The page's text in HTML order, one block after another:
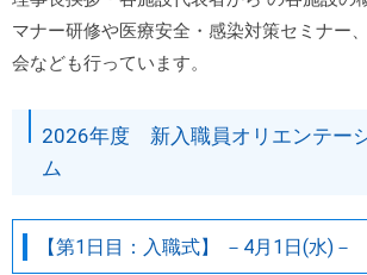
マナー研修や医療安全・感染対策セミナー
会なども行っています。
2026年度 新入職員オリエンテー
ム
【第1日目：入職式】 －4月1日(水)－